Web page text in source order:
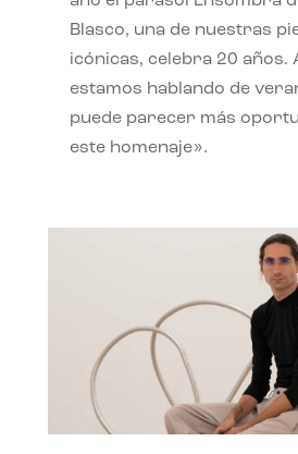
Blasco, una de nuestras
icónicas, celebra 20 años.
estamos hablando de
puede parecer más
este homenaje».